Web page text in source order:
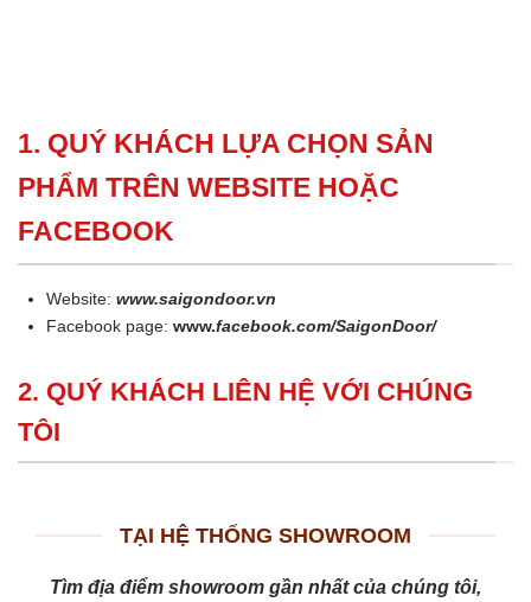
1. QUÝ KHÁCH LỰA CHỌN SẢN
PHẨM TRÊN WEBSITE HOẶC
FACEBOOK
Website:www.saigondoor.vn
Facebook page:www.facebook.com/SaigonDoor/
2. QUÝ KHÁCH LIÊN HỆ VỚI CHÚNG
TÔI
TẠI HỆ THỐNG SHOWROOM
Tìm địa điểm showroom gần nhất của chúng tôi,